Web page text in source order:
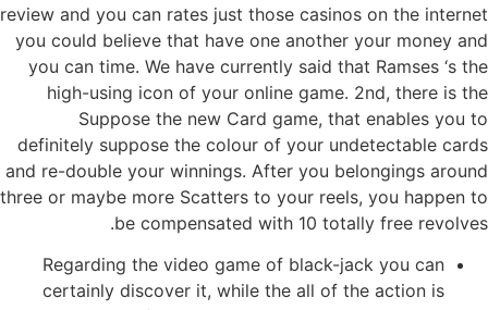
review and you can rates just those casinos on the internet
you could believe that have one another your money and
you can time. We have currently said that Ramses ‘s the
high-using icon of your online game. 2nd, there is the
Suppose the new Card game, that enables you to
definitely suppose the colour of your undetectable cards
and re-double your winnings. After you belongings around
three or maybe more Scatters to your reels, you happen to
be compensated with 10 totally free revolves.
Regarding the video game of black-jack you can
certainly discover it, while the all of the action is